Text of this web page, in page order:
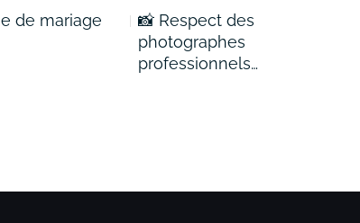
de mariage
📸 Respect des
photographes
professionnels…